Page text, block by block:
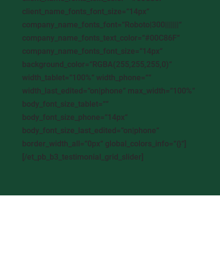
client_name_fonts_font_size=“14px“
company_name_fonts_font=“Roboto|300|||||||“
company_name_fonts_text_color=“#00C86F“
company_name_fonts_font_size=“14px“
background_color=“RGBA(255,255,255,0)“
width_tablet=“100%“ width_phone=““
width_last_edited=“on|phone“ max_width=“100%“
body_font_size_tablet=““
body_font_size_phone=“14px“
body_font_size_last_edited=“on|phone“
border_width_all=“0px“ global_colors_info=“{}“]
[/et_pb_b3_testimonial_grid_slider]